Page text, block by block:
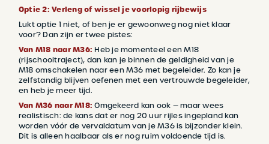
Optie 2: Verleng of wissel je voorlopig rijbewijs
Lukt optie 1 niet, of ben je er gewoonweg nog niet klaar
voor? Dan zijn er twee pistes:
Van M18 naar M36: Heb je momenteel een M18
(rijschooltraject), dan kan je binnen de geldigheid van je
M18 omschakelen naar een M36 met begeleider. Zo kan je
zelfstandig blijven oefenen met een vertrouwde begeleider,
en heb je meer tijd.
Van M36 naar M18: Omgekeerd kan ook — maar wees
realistisch: de kans dat er nog 20 uur rijles ingepland kan
worden vóór de vervaldatum van je M36 is bijzonder klein.
Dit is alleen haalbaar als er nog ruim voldoende tijd is.